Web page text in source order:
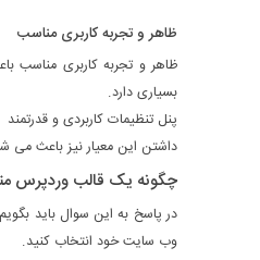
ظاهر و تجربه کاربری مناسب
ظاهر و تجربه کاربری مناسب
بسیاری دارد.
پنل تنظیمات کاربردی و قدرتمند
داشتن این معیار نیز باعث می
چگونه یک قالب وردپرس
در پاسخ به این سوال باید
وب سایت خود انتخاب کنید.